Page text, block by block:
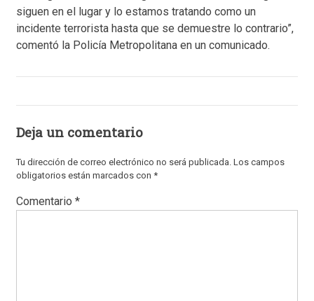
siguen en el lugar y lo estamos tratando como un
incidente terrorista hasta que se demuestre lo contrario”,
comentó la Policía Metropolitana en un comunicado.
Deja un comentario
Tu dirección de correo electrónico no será publicada. Los campos
obligatorios están marcados con *
Comentario *